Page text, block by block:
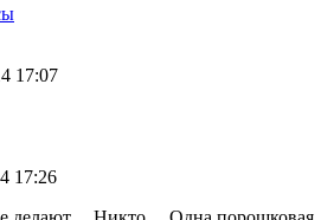
17:07
17:26